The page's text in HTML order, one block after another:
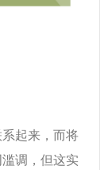
起来，而将
调，但这实